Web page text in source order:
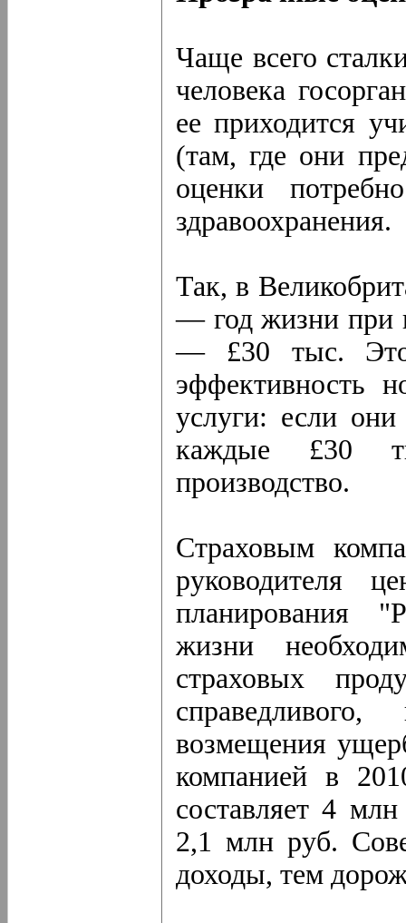
Чаще всего
человека
ее приходится
(там, где они
оценки
здравоохранения.
Так, в
— год жизни при
— £30 тыс. Этот
эффективность
услуги: если
каждые £30
производство.
Страховым
руководителя
планирования
жизни
страховых
возмещения
компанией в
составляет 4
2,1 млн руб.
доходы, тем